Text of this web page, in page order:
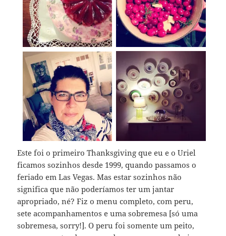
Este foi o primeiro Thanksgiving que eu e o Uriel
ficamos sozinhos desde 1999, quando passamos o
feriado em Las Vegas. Mas estar sozinhos não
significa que não poderíamos ter um jantar
apropriado, né? Fiz o menu completo, com peru,
sete acompanhamentos e uma sobremesa [só uma
sobremesa, sorry!]. O peru foi somente um peito,